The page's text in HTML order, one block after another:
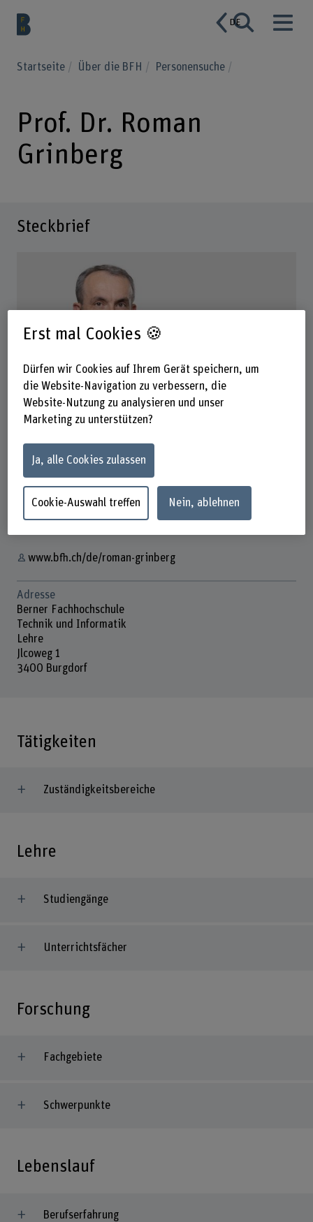
DE
Startseite Über die BFH Personensuche
Prof. Dr. Roman
Grinberg
Steckbrief
Prof. Dr. Roman Grinberg
Dozent
Kontakt
+41 31 848 50 11
www.bfh.ch/de/roman-grinberg
Adresse
Berner Fachhochschule
Technik und Informatik
Lehre
Jlcoweg 1
3400 Burgdorf
Tätigkeiten
Zuständigkeitsbereiche
Lehre
Studiengänge
Unterrichtsfächer
Forschung
Fachgebiete
Schwerpunkte
Lebenslauf
Berufserfahrung
Erst mal Cookies 🍪
Dürfen wir Cookies auf Ihrem Gerät speichern, um
die Website-Navigation zu verbessern, die
Website-Nutzung zu analysieren und unser
Marketing zu unterstützen?
Ja, alle Cookies zulassen
Cookie-Auswahl treffen Nein, ablehnen